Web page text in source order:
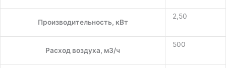
Производительность, кВт
2,50
Расход воздуха, м3/ч
500